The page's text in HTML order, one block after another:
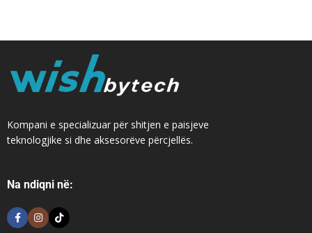
Kompani e specializuar për shitjen e paisjeve
teknologjike si dhe aksesorëve përcjellës.
Na ndiqni në: